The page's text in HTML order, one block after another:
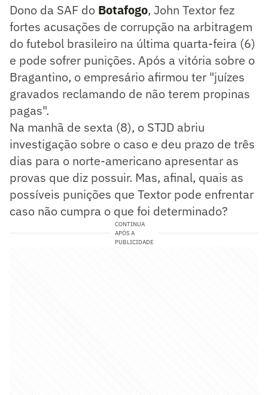
Dono da SAF do Botafogo, John Textor fez
fortes acusações de corrupção na arbitragem
do futebol brasileiro na última quarta-feira (6)
e pode sofrer punições. Após a vitória sobre o
Bragantino, o empresário afirmou ter "juízes
gravados reclamando de não terem propinas
pagas".
Na manhã de sexta (8), o STJD abriu
investigação sobre o caso e deu prazo de três
dias para o norte-americano apresentar as
provas que diz possuir. Mas, afinal, quais as
possíveis punições que Textor pode enfrentar
caso não cumpra o que foi determinado?
CONTINUA
APÓS A
PUBLICIDADE